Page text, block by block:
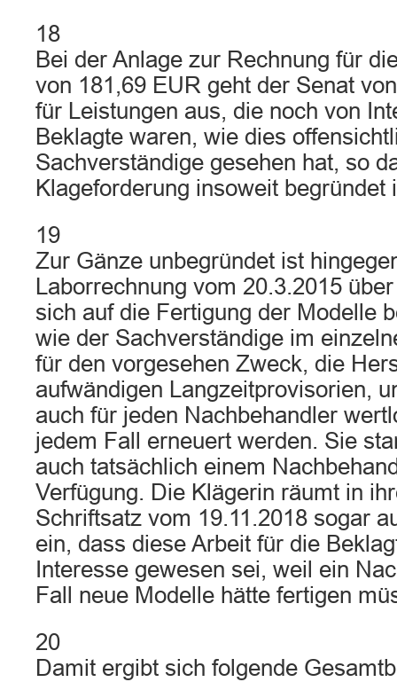
18
Bei der Anlage zur Rechnung für
von 181,69 EUR geht der Senat
für Leistungen aus, die noch von
Beklagte waren, wie dies
Sachverständige gesehen hat, so
Klageforderung insoweit begründet
19
Zur Gänze unbegründet ist
Laborrechnung vom 20.3.2015
sich auf die Fertigung der Modelle
wie der Sachverständige im
für den vorgesehen Zweck, die
aufwändigen Langzeitprovisorien,
auch für jeden Nachbehandler
jedem Fall erneuert werden. Sie
auch tatsächlich einem
Verfügung. Die Klägerin räumt in
Schriftsatz vom 19.11.2018 sogar
ein, dass diese Arbeit für die
Interesse gewesen sei, weil ein
Fall neue Modelle hätte fertigen
20
Damit ergibt sich folgende